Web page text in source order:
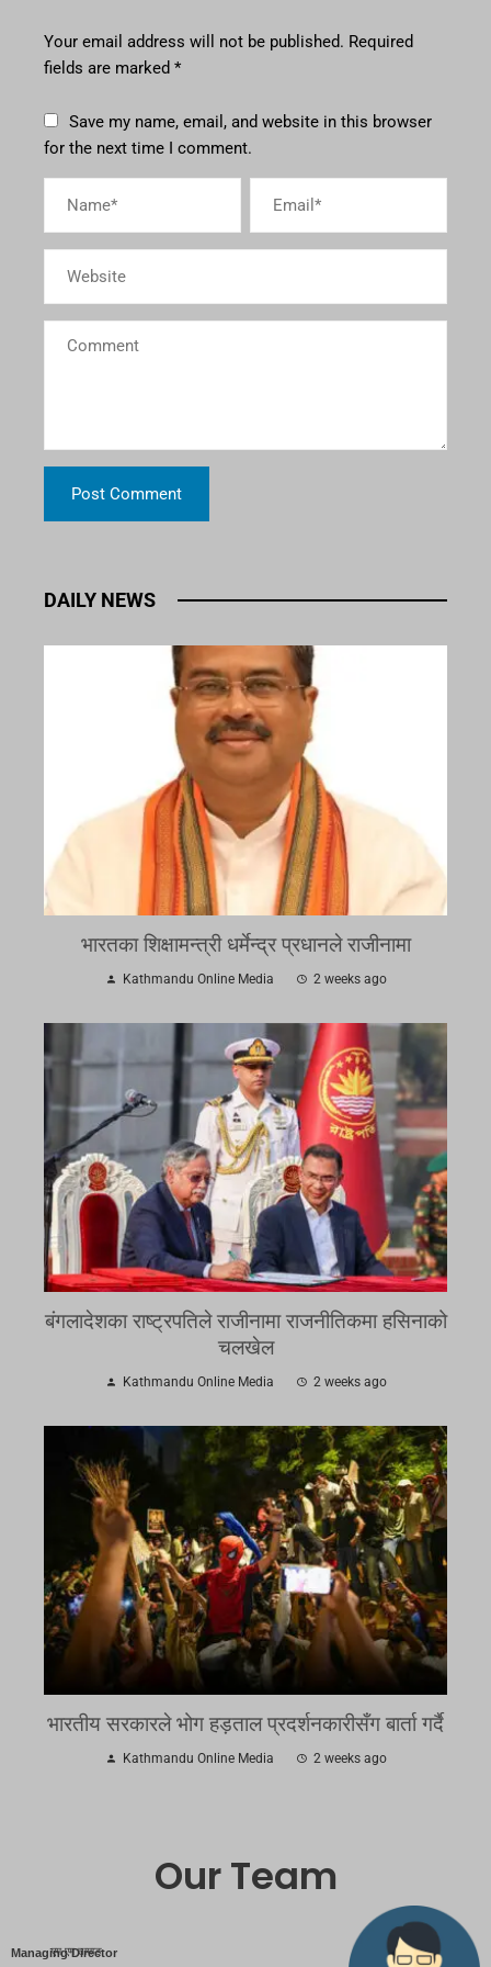
Your email address will not be published. Required
fields are marked *
Save my name, email, and website in this browser
for the next time I comment.
DAILY NEWS
भारतका शिक्षामन्त्री धर्मेन्द्र प्रधानले राजीनामा
Kathmandu Online Media 2 weeks ago
बंगलादेशका राष्ट्रपतिले राजीनामा राजनीतिकमा हसिनाको
चलखेल
Kathmandu Online Media 2 weeks ago
भारतीय सरकारले भोग हड़ताल प्रदर्शनकारीसँग बार्ता गर्दै
Kathmandu Online Media 2 weeks ago
Our Team
Managing Director
एम एम तामाङ